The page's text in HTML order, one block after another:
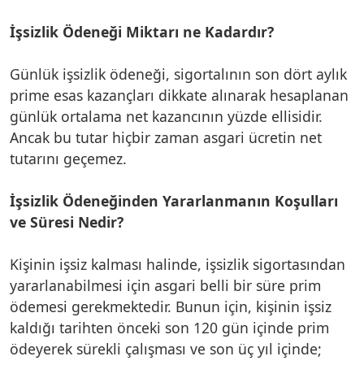
İşsizlik Ödeneği Miktarı ne Kadardır?
Günlük işsizlik ödeneği, sigortalının son dört aylık
prime esas kazançları dikkate alınarak hesaplanan
günlük ortalama net kazancının yüzde ellisidir.
Ancak bu tutar hiçbir zaman asgari ücretin net
tutarını geçemez.
İşsizlik Ödeneğinden Yararlanmanın Koşulları
ve Süresi Nedir?
Kişinin işsiz kalması halinde, işsizlik sigortasından
yararlanabilmesi için asgari belli bir süre prim
ödemesi gerekmektedir. Bunun için, kişinin işsiz
kaldığı tarihten önceki son 120 gün içinde prim
ödeyerek sürekli çalışması ve son üç yıl içinde;